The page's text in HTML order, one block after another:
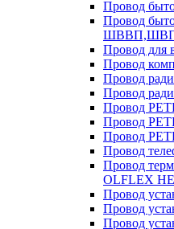
Провод
Провод
Провод для
Провод
Провод
Провод
Провод
Провод
Провод
Провод
Провод
OLFLEX
Провод
Провод
Провод